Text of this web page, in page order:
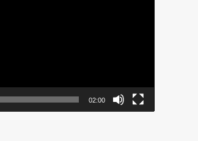
02:00